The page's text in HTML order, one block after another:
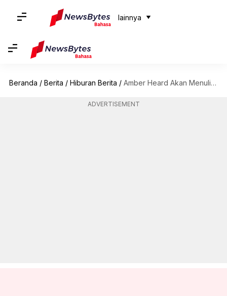
lainnya
Beranda / Berita / Hiburan Berita / Amber Heard Akan Menulis Memoar Pasca Persidangan Pencemaran Nama Baik Terhadap Johnny Depp
ADVERTISEMENT